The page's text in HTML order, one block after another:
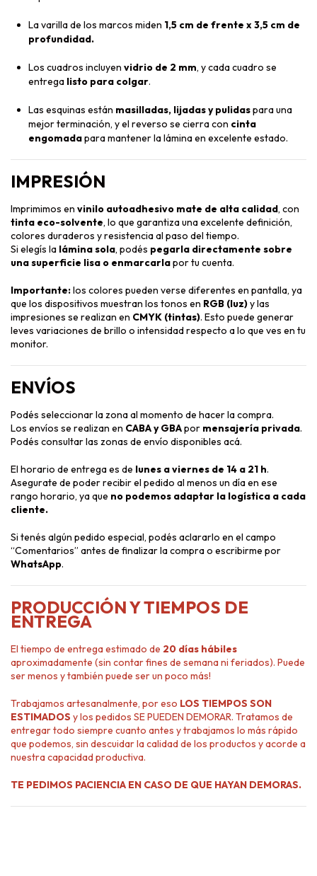
La varilla de los marcos miden 1,5 cm de frente x 3,5 cm de
profundidad.
Los cuadros incluyen vidrio de 2 mm, y cada cuadro se
entrega listo para colgar.
Las esquinas están masilladas, lijadas y pulidaspara una
mejor terminación, y el reverso se cierra con cinta
engomadapara mantener la lámina en excelente estado.
IMPRESIÓN
Imprimimos en vinilo autoadhesivo mate de alta calidad, con
tinta eco-solvente, lo que garantiza una excelente definición,
colores duraderos y resistencia al paso del tiempo.
Si elegís la lámina sola, podés pegarla directamente sobre
una superficie lisa o enmarcarlapor tu cuenta.
Importante:los colores pueden verse diferentes en pantalla, ya
que los dispositivos muestran los tonos en RGB (luz)y las
impresiones se realizan en CMYK (tintas). Esto puede generar
leves variaciones de brillo o intensidad respecto a lo que ves en tu
monitor.
ENVÍOS
Podés seleccionar la zona al momento de hacer la compra.
Los envíos se realizan en CABA y GBApor mensajería privada.
Podés consultar las zonas de envío disponibles acá.
El horario de entrega es de lunes a viernes de 14 a 21 h.
Asegurate de poder recibir el pedido al menos un día en ese
rango horario, ya que no podemos adaptar la logística a cada
cliente.
Si tenés algún pedido especial, podés aclararlo en el campo
“Comentarios” antes de finalizar la compra o escribirme por
WhatsApp.
PRODUCCIÓN Y TIEMPOS DE
ENTREGA
El tiempo de entrega estimado de 20 días hábiles
aproximadamente (sin contar fines de semana ni feriados). Puede
ser menos y también puede ser un poco más!
Trabajamos artesanalmente, por eso LOS TIEMPOS SON
ESTIMADOS y los pedidos SE PUEDEN DEMORAR. Tratamos de
entregar todo siempre cuanto antes y trabajamos lo más rápido
que podemos, sin descuidar la calidad de los productos y acorde a
nuestra capacidad productiva.
TE PEDIMOS PACIENCIA EN CASO DE QUE HAYAN DEMORAS.